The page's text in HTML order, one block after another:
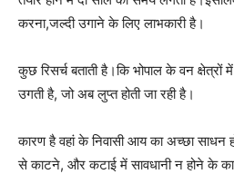
करना,जल्दी उगाने के लिए लाभकारी है।
कुछ रिसर्च बताती है।कि भोपाल के वन
उगती है, जो अब लुप्त होती जा रही है।
कारण है वहां के निवासी आय का अच्छा साधन
से काटने, और कटाई में सावधानी न होने के